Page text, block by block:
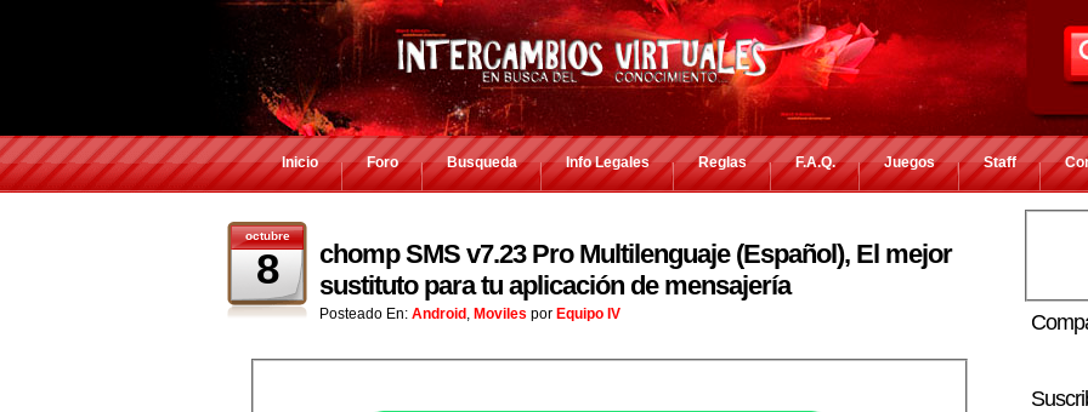
Inicio Foro Busqueda Info Legales Reglas F.A.Q. Juegos Staff
octubre
8
chomp SMS v7.23 Pro Multilenguaje (Español), El mejor
sustituto para tu aplicación de mensajería
Posteado En: Android , Moviles por Equipo IV